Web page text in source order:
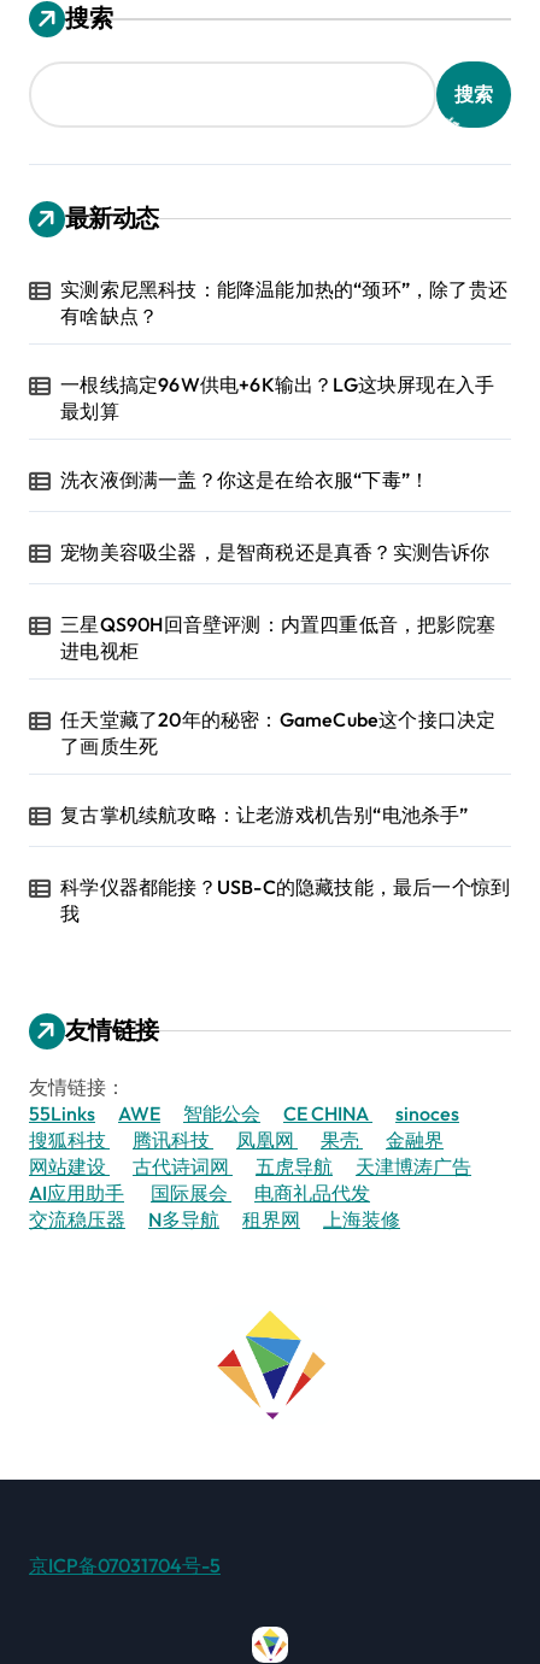
搜索
搜索
最新动态
实测索尼黑科技：能降温能加热的“颈环”，除了贵还
有啥缺点？
一根线搞定96W供电+6K输出？LG这块屏现在入手
最划算
洗衣液倒满一盖？你这是在给衣服“下毒”！
宠物美容吸尘器，是智商税还是真香？实测告诉你
三星QS90H回音壁评测：内置四重低音，把影院塞
进电视柜
任天堂藏了20年的秘密：GameCube这个接口决定
了画质生死
复古掌机续航攻略：让老游戏机告别“电池杀手”
科学仪器都能接？USB-C的隐藏技能，最后一个惊到
我
友情链接
友情链接：
55Links
AWE 智能公会 CE CHINA
sinoces
搜狐科技
腾讯科技 凤凰网 果壳
金融界
网站建设
古代诗词网 五虎导航
天津博涛广告
AI应用助手
国际展会
电商礼品代发
交流稳压器
N多导航 租界网 上海装修
京ICP备07031704号-5